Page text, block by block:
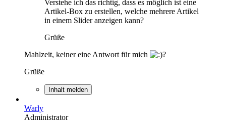
Verstehe ich das richtig, dass es möglich ist eine
Artikel-Box zu erstellen, welche mehrere Artikel
in einem Slider anzeigen kann?
Grüße
Mahlzeit, keiner eine Antwort für mich
?
Grüße
Inhalt melden
Warly
Administrator